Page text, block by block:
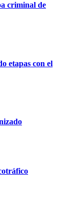
criminal de
etapas con el